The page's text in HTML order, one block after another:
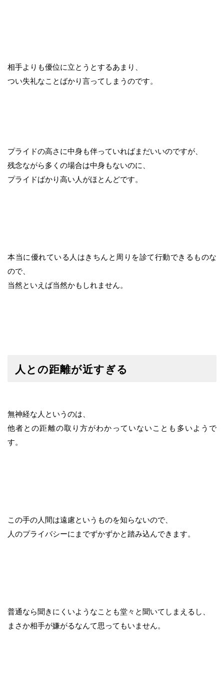
相手よりも優位に立とうとするあまり、
つい失礼なことばかり言ってしまうのです。
プライドの高さに中身も伴っていればまだいいのですが、
残念ながら多くの場合は中身もないのに、
プライドばかり高い人がほとんどです。
本当に優れている人はきちんと周りを診て行動できるものな
ので、
当然といえば当然かもしれません。
人との距離が近すぎる
無神経な人というのは、
他者との距離の取り方がわかっていないことも多いようで
す。
この手の人間は遠慮というものを知らないので、
人のプライバシーにまでずかずかと踏み込んできます。
普通なら聞きにくいようなことも堂々と聞いてしまえるし、
まさか相手が嫌がるなんて思ってもいません。